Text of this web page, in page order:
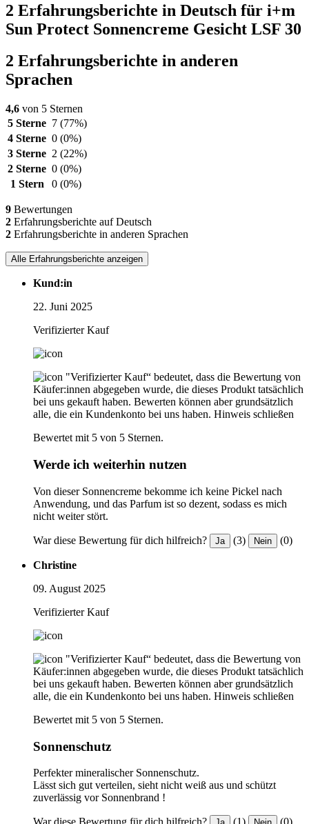
2 Erfahrungsberichte in Deutsch für i+m
Sun Protect Sonnencreme Gesicht LSF 30
2 Erfahrungsberichte in anderen
Sprachen
4,6 von 5 Sternen
5 Sterne 7 (77%)
4 Sterne 0 (0%)
3 Sterne 2 (22%)
2 Sterne 0 (0%)
1 Stern
0 (0%)
9 Bewertungen
2 Erfahrungsberichte auf Deutsch
2 Erfahrungsberichte in anderen Sprachen
Alle Erfahrungsberichte anzeigen
Kund:in
22. Juni 2025
Verifizierter Kauf
"Verifizierter Kauf“ bedeutet, dass die Bewertung von
Käufer:innen abgegeben wurde, die dieses Produkt tatsächlich
bei uns gekauft haben. Bewerten können aber grundsätzlich
alle, die ein Kundenkonto bei uns haben. Hinweis schließen
Bewertet mit 5 von 5 Sternen.
Werde ich weiterhin nutzen
Von dieser Sonnencreme bekomme ich keine Pickel nach
Anwendung, und das Parfum ist so dezent, sodass es mich
nicht weiter stört.
War diese Bewertung für dich hilfreich? Ja (3) Nein (0)
Christine
09. August 2025
Verifizierter Kauf
"Verifizierter Kauf“ bedeutet, dass die Bewertung von
Käufer:innen abgegeben wurde, die dieses Produkt tatsächlich
bei uns gekauft haben. Bewerten können aber grundsätzlich
alle, die ein Kundenkonto bei uns haben. Hinweis schließen
Bewertet mit 5 von 5 Sternen.
Sonnenschutz
Perfekter mineralischer Sonnenschutz.
Lässt sich gut verteilen, sieht nicht weiß aus und schützt
zuverlässig vor Sonnenbrand !